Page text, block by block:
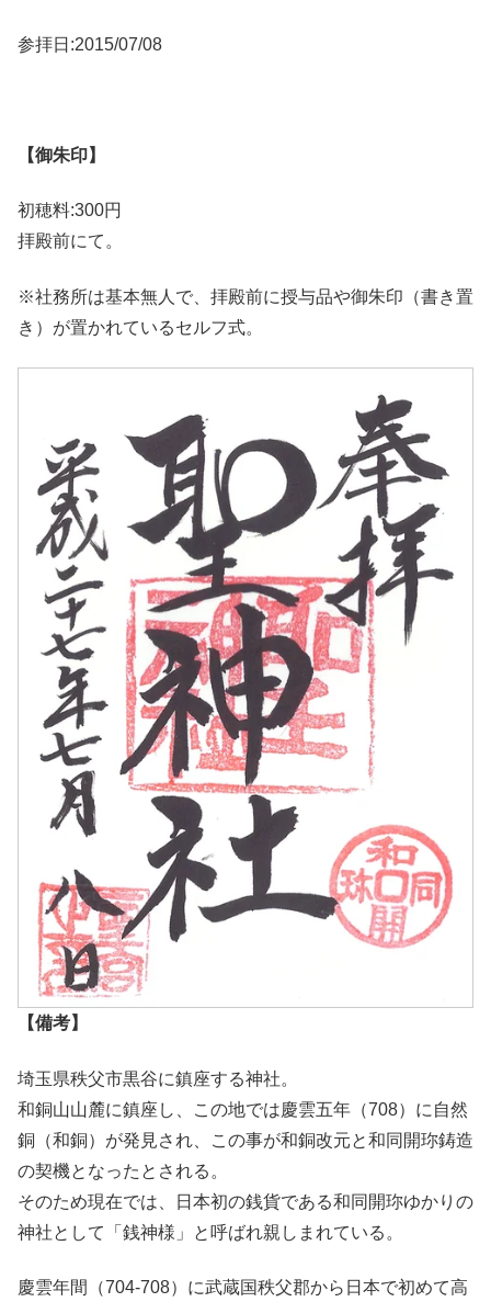
参拝日:2015/07/08
【御朱印】
初穂料:300円
拝殿前にて。
※社務所は基本無人で、拝殿前に授与品や御朱印（書き置
き）が置かれているセルフ式。
【備考】
埼玉県秩父市黒谷に鎮座する神社。
和銅山山麓に鎮座し、この地では慶雲五年（708）に自然
銅（和銅）が発見され、この事が和銅改元と和同開珎鋳造
の契機となったとされる。
そのため現在では、日本初の銭貨である和同開珎ゆかりの
神社として「銭神様」と呼ばれ親しまれている。
慶雲年間（704-708）に武蔵国秩父郡から日本で初めて高